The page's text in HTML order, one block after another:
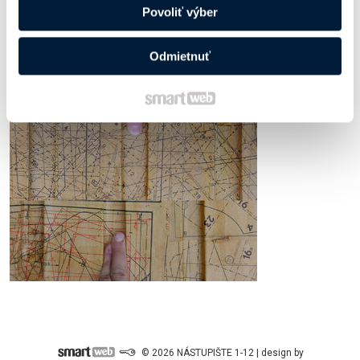
Odmietnuť
Povoliť výber
© 2026 NÁSTUPIŠTE 1-12 | design by